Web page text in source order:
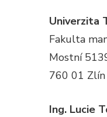
Univerzita
Fakulta
Mostní
760 01 Zlín
Ing. Lucie